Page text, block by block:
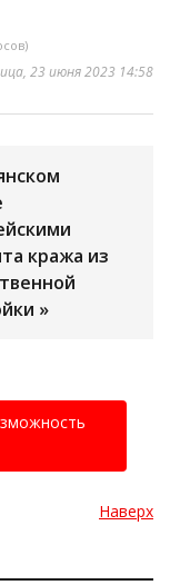
23 июня 2023 14:58
кража из
»
Наверх